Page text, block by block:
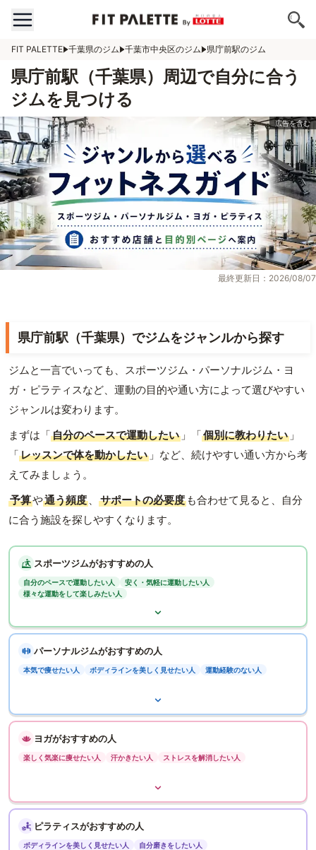
FIT PALETTE 千葉県のジム 千葉市中央区のジム 県庁前駅のジム
県庁前駅（千葉県）周辺で自分に合う
ジムを見つける
最終更新日：2026/08/07
県庁前駅（千葉県）でジムをジャンルから探す
ジムと一言でいっても、スポーツジム・パーソナルジム・ヨ
ガ・ピラティスなど、運動の目的や通い方によって選びやすい
ジャンルは変わります。
まずは「自分のペースで運動したい 」「個別に教わりたい 」
「レッスンで体を動かしたい 」など、続けやすい通い方から考
えてみましょう。
予算や通う頻度 、 サポートの必要度 も合わせて見ると、自分
に合う施設を探しやすくなります。
スポーツジムがおすすめの人
自分のペースで運動したい人
安く・気軽に運動したい人
様々な運動をして楽しみたい人
パーソナルジムがおすすめの人
本気で痩せたい人 ボディラインを美しく見せたい人 運動経験のない人
ヨガがおすすめの人
楽しく気楽に痩せたい人 汗かきたい人 ストレスを解消したい人
ピラティスがおすすめの人
ボディラインを美しく見せたい人
自分磨きをしたい人